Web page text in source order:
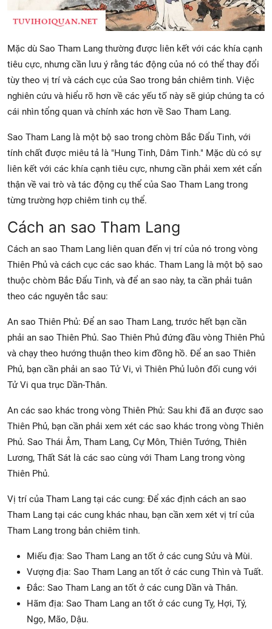
Mặc dù Sao Tham Lang thường được liên kết với các khía cạnh
tiêu cực, nhưng cần lưu ý rằng tác động của nó có thể thay đổi
tùy theo vị trí và cách cục của Sao trong bản chiêm tinh. Việc
nghiên cứu và hiểu rõ hơn về các yếu tố này sẽ giúp chúng ta có
cái nhìn tổng quan và chính xác hơn về Sao Tham Lang.
Sao Tham Lang là một bộ sao trong chòm Bắc Đẩu Tinh, với
tính chất được miêu tả là "Hung Tinh, Dâm Tinh." Mặc dù có sự
liên kết với các khía cạnh tiêu cực, nhưng cần phải xem xét cẩn
thận về vai trò và tác động cụ thể của Sao Tham Lang trong
từng trường hợp chiêm tinh cụ thể.
Cách an sao Tham Lang
Cách an sao Tham Lang liên quan đến vị trí của nó trong vòng
Thiên Phủ và cách cục các sao khác. Tham Lang là một bộ sao
thuộc chòm Bắc Đẩu Tinh, và để an sao này, ta cần phải tuân
theo các nguyên tắc sau:
An sao Thiên Phủ: Để an sao Tham Lang, trước hết bạn cần
phải an sao Thiên Phủ. Sao Thiên Phủ đứng đầu vòng Thiên Phủ
và chạy theo hướng thuận theo kim đồng hồ. Để an sao Thiên
Phủ, bạn cần phải an sao Tử Vi, vì Thiên Phủ luôn đối cung với
Tử Vi qua trục Dần-Thân.
An các sao khác trong vòng Thiên Phủ: Sau khi đã an được sao
Thiên Phủ, bạn cần phải xem xét các sao khác trong vòng Thiên
Phủ. Sao Thái Âm, Tham Lang, Cự Môn, Thiên Tướng, Thiên
Lương, Thất Sát là các sao cùng với Tham Lang trong vòng
Thiên Phủ.
Vị trí của Tham Lang tại các cung: Để xác định cách an sao
Tham Lang tại các cung khác nhau, bạn cần xem xét vị trí của
Tham Lang trong bản chiêm tinh.
Miếu địa: Sao Tham Lang an tốt ở các cung Sửu và Mùi.
Vượng địa: Sao Tham Lang an tốt ở các cung Thìn và Tuất.
Đắc: Sao Tham Lang an tốt ở các cung Dần và Thân.
Hãm địa: Sao Tham Lang an tốt ở các cung Tỵ, Hợi, Tý,
Ngọ, Mão, Dậu.